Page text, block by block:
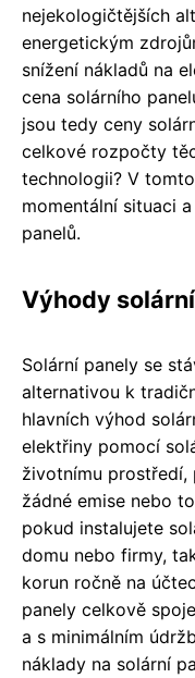
nejekologičtějších
energetickým
snížení nákladů na
cena solárního
jsou tedy ceny
celkové rozpočty
technologii? V
momentální situaci
panelů.
Výhody
Solární panely se
alternativou k
hlavních výhod
elektřiny pomocí
životnímu
žádné emise nebo
pokud instalujete
domu nebo firmy,
korun ročně na
panely celkově
a s minimálním
náklady na solární